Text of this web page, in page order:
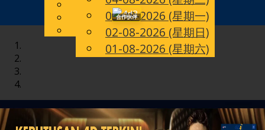
CN
English
Chinese
Malay
03-08-2026 (星期一)
02-08-2026 (星期日)
01-08-2026 (星期六)
合作伙伴
Toggle
navigation